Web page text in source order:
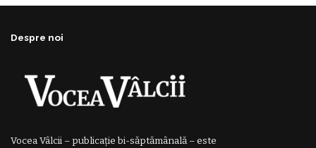
Despre noi
Vocea Vâlcii – publicație bi-săptămânală – este